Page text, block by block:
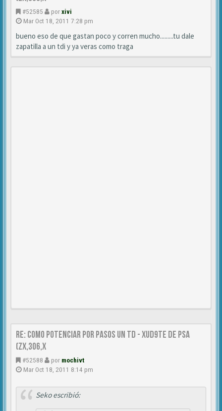
#52585 porxivi
Mar Oct 18, 2011 7:28 pm
bueno eso de que gastan poco y corren mucho.........tu dale
zapatilla a un tdi y ya veras como traga
Re: Como Potenciar por pasos un TD - XUD9TE DE PSA
(zx,306,x
#52588 por mochivt
Mar Oct 18, 2011 8:14 pm
Seko escribió: